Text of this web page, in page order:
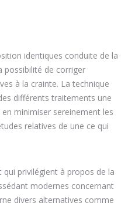
identiques conduite de la
possibilité de corriger
à la crainte. La technique
différents traitements une
minimiser sereinement les
relatives de une ce qui
privilégient à propos de la
modernes concernant
divers alternatives comme